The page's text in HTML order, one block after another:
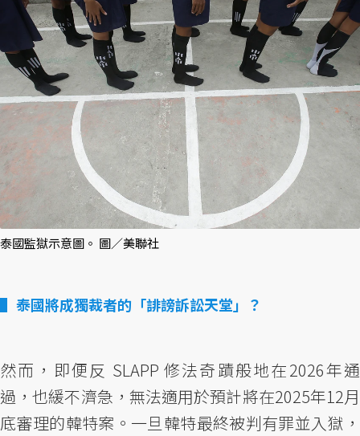
泰國監獄示意圖。 圖／美聯社
泰國將成獨裁者的「誹謗訴訟天堂」？
然而，即便反 SLAPP 修法奇蹟般地在2026年通
過，也緩不濟急，無法適用於預計將在2025年12月
底審理的韓特案。一旦韓特最終被判有罪並入獄，